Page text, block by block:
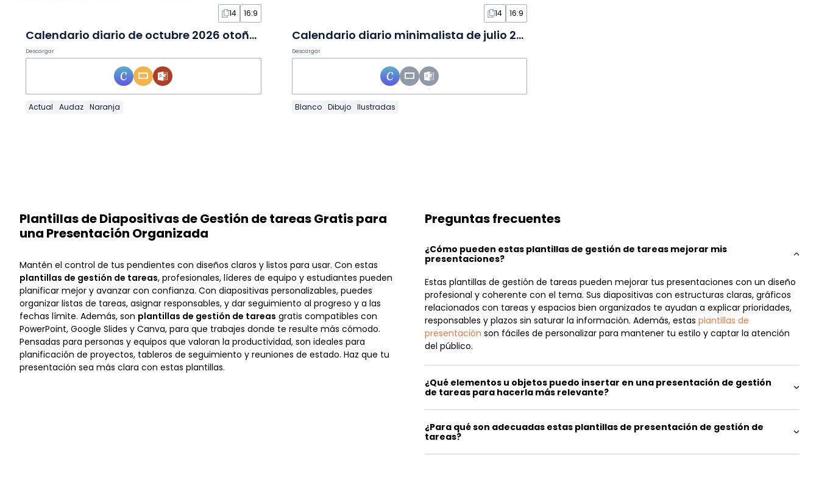
14 16:9
Calendario diario de octubre 2026 otoñal en diapositivas
Descargar
Actual Audaz Naranja
14 16:9
Calendario diario minimalista de julio 2026 en Diapositivas
Descargar
Blanco Dibujo Ilustradas
Plantillas de Diapositivas de Gestión de tareas Gratis para
una Presentación Organizada
Mantén el control de tus pendientes con diseños claros y listos para usar. Con estas
plantillas de gestión de tareas, profesionales, líderes de equipo y estudiantes pueden
planificar mejor y avanzar con confianza. Con diapositivas personalizables, puedes
organizar listas de tareas, asignar responsables, y dar seguimiento al progreso y a las
fechas límite. Además, son plantillas de gestión de tareas gratis compatibles con
PowerPoint, Google Slides y Canva, para que trabajes donde te resulte más cómodo.
Pensadas para personas y equipos que valoran la productividad, son ideales para
planificación de proyectos, tableros de seguimiento y reuniones de estado. Haz que tu
presentación sea más clara con estas plantillas.
Preguntas frecuentes
¿Cómo pueden estas plantillas de gestión de tareas mejorar mis
presentaciones?
Estas plantillas de gestión de tareas pueden mejorar tus presentaciones con un diseño
profesional y coherente con el tema. Sus diapositivas con estructuras claras, gráficos
relacionados con tareas y espacios bien organizados te ayudan a explicar prioridades,
responsables y plazos sin saturar la información. Además, estas plantillas de
presentación son fáciles de personalizar para mantener tu estilo y captar la atención
del público.
¿Qué elementos u objetos puedo insertar en una presentación de gestión
de tareas para hacerla más relevante?
¿Para qué son adecuadas estas plantillas de presentación de gestión de
tareas?